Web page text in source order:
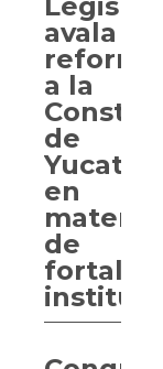
avala
reformas
a la
de
Yucatán,
en
materia
de